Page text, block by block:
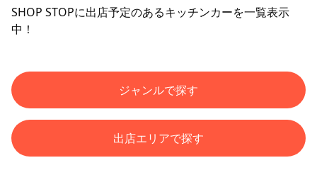
SHOP STOPに出店予定のあるキッチンカーを一覧表示
中！
ジャンルで探す
出店エリアで探す